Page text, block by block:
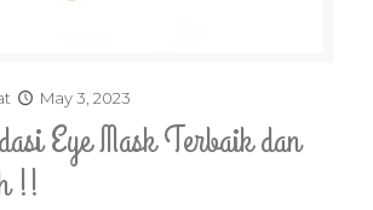
May 3, 2023
Eye Mask Terbaik dan
!!